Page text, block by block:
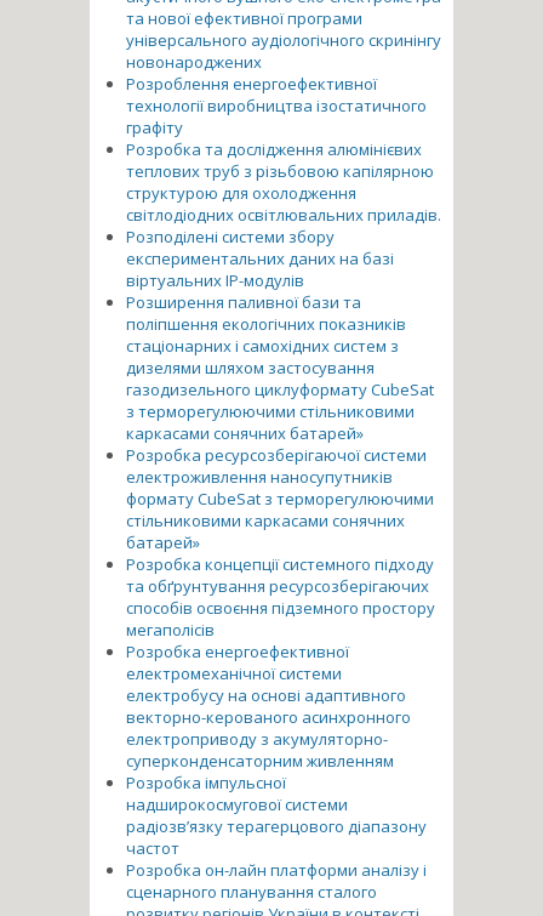
та нової ефективної програми
універсального аудіологічного скринінгу
новонароджених
Розроблення енергоефективної
технології виробництва ізостатичного
графіту
Розробка та дослідження алюмінієвих
теплових труб з різьбовою капілярною
структурою для охолодження
світлодіодних освітлювальних приладів.
Розподілені системи збору
експериментальних даних на базі
віртуальних ІР-модулів
Розширення паливної бази та
поліпшення екологічних показників
стаціонарних і самохідних систем з
дизелями шляхом застосування
газодизельного циклуформату CubeSat
з терморегулюючими стільниковими
каркасами сонячних батарей»
Розробка ресурсозберігаючої системи
електроживлення наносупутників
формату CubeSat з терморегулюючими
стільниковими каркасами сонячних
батарей»
Розробка концепції системного підходу
та обґрунтування ресурсозберігаючих
способів освоєння підземного простору
мегаполісів
Розробка енергоефективної
електромеханічної системи
електробусу на основі адаптивного
векторно-керованого асинхронного
електроприводу з акумуляторно-
суперконденсаторним живленням
Розробка імпульсної
надширокосмугової системи
радіозв’язку терагерцового діапазону
частот
Розробка он-лайн платформи аналізу і
сценарного планування сталого